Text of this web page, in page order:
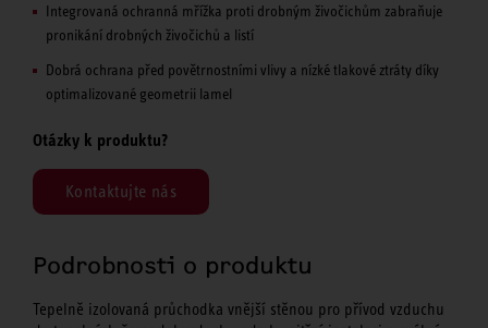
Integrovaná ochranná mřížka proti drobným živočichům zabraňuje
pronikání drobných živočichů a listí
Dobrá ochrana před povětrnostními vlivy a nízké tlakové ztráty díky
optimalizované geometrii lamel
Otázky k produktu?
Kontaktujte nás
Podrobnosti o produktu
Tepelně izolovaná průchodka vnější stěnou pro přívod vzduchu